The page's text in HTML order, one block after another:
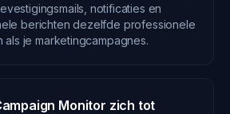
notificaties en
berichten dezelfde professionele
als je marketingcampagnes.
Monitor zich tot